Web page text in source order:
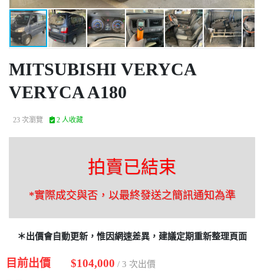
MITSUBISHI VERYCA
VERYCA A180
23 次瀏覽 2 人收藏
拍賣已結束
*實際成交與否，以最終發送之簡訊通知為準
＊出價會自動更新，惟因網速差異，建議定期重新整理頁面
目前出價 $104,000 / 3 次出價